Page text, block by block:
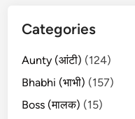
Categories
Aunty (आंटी) (124)
Bhabhi (भाभी) (157)
Boss (मालक) (15)